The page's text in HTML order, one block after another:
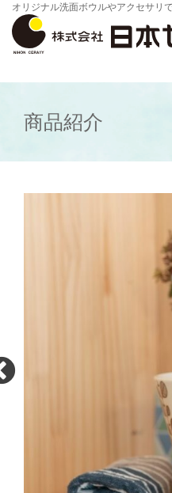
オリジナル洗面ボウルやアクセサリ
商品紹介